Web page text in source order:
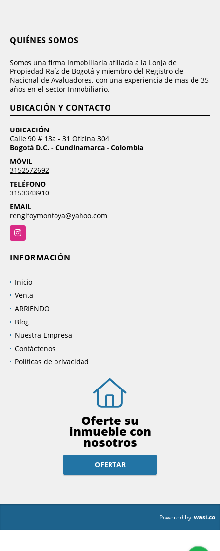
QUIÉNES SOMOS
Somos una firma Inmobiliaria afiliada a la Lonja de
Propiedad Raíz de Bogotá y miembro del Registro de
Nacional de Avaluadores. con una experiencia de mas de 35
años en el sector Inmobiliario.
UBICACIÓN Y CONTACTO
UBICACIÓN
Calle 90 # 13a - 31 Oficina 304
Bogotá D.C. - Cundinamarca - Colombia
MÓVIL
3152572692
TELÉFONO
3153343910
EMAIL
rengifoymontoya@yahoo.com
Instagram
INFORMACIÓN
Inicio
Venta
ARRIENDO
Blog
Nuestra Empresa
Contáctenos
Políticas de privacidad
Oferte su
inmueble con
nosotros
OFERTAR
Powered by:wasi.co